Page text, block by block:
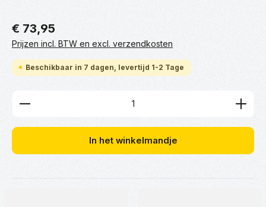
€ 73,95
Prijzen incl. BTW en excl. verzendkosten
Beschikbaar in 7 dagen, levertijd 1-2 Tage
Producthoeveelheid: Voer de gewenste
In het winkelmandje